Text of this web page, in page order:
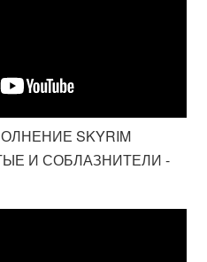
SKYRIM
И СОБЛАЗНИТЕЛИ -